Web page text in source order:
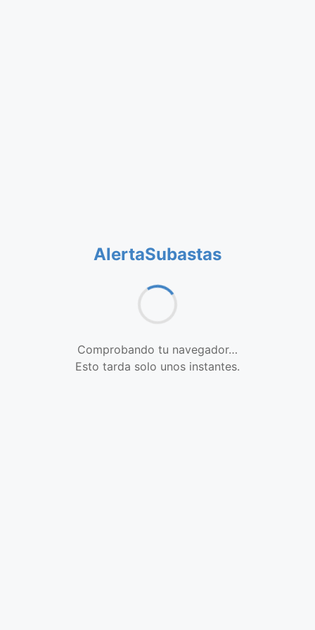
AlertaSubastas
Comprobando tu navegador…
Esto tarda solo unos instantes.